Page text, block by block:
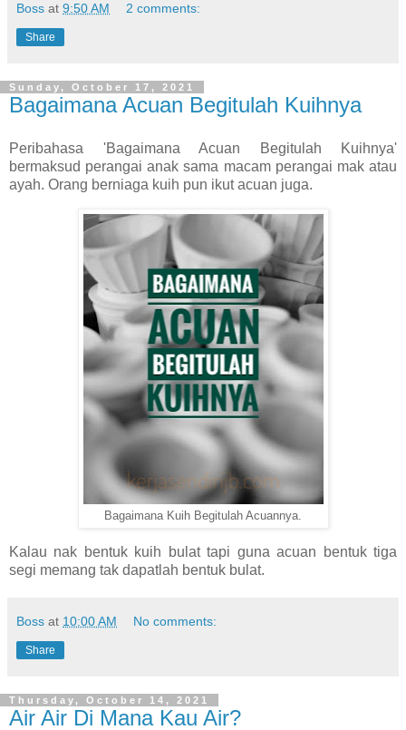
Boss at 9:50 AM 2 comments:
Share
Sunday, October 17, 2021
Bagaimana Acuan Begitulah Kuihnya
Peribahasa 'Bagaimana Acuan Begitulah Kuihnya'
bermaksud perangai anak sama macam perangai mak atau
ayah. Orang berniaga kuih pun ikut acuan juga.
Bagaimana Kuih Begitulah Acuannya.
Kalau nak bentuk kuih bulat tapi guna acuan bentuk tiga
segi memang tak dapatlah bentuk bulat.
Boss at 10:00 AM No comments:
Share
Thursday, October 14, 2021
Air Air Di Mana Kau Air?